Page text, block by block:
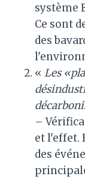
système
Ce sont
des
« Les
–
et l'effet.
des